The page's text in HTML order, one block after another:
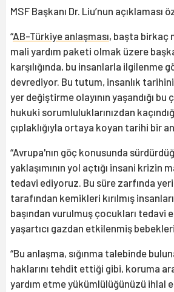
MSF Başkanı Dr. Liu’nun açıklaması
“AB-Türkiye anlaşması, başta birkaç
mali yardım paketi olmak üzere
karşılığında, bu insanlarla ilgilenme
devrediyor. Bu tutum, insanlık
yer değiştirme olayının yaşandığı bu
hukuki sorumluluklarınızdan
çıplaklığıyla ortaya koyan tarihi bir
“Avrupa'nın göç konusunda
yaklaşımının yol açtığı insani krizin
tedavi ediyoruz. Bu süre zarfında
tarafından kemikleri kırılmış
başından vurulmuş çocukları tedavi
yaşartıcı gazdan etkilenmiş
“Bu anlaşma, sığınma talebinde
haklarını tehdit ettiği gibi, koruma
yardım etme yükümlülüğünüzü ihlal